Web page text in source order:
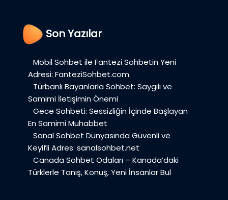
Son Yazılar
Mobil Sohbet ile Fantezi Sohbetin Yeni
Adresi: FanteziSohbet.com
Türbanlı Bayanlarla Sohbet: Saygılı ve
Samimi İletişimin Önemi
Gece Sohbeti: Sessizliğin İçinde Başlayan
En Samimi Muhabbet
Sanal Sohbet Dünyasında Güvenli ve
Keyifli Adres: sanalsohbet.net
Canada Sohbet Odaları – Kanada’daki
Türklerle Tanış, Konuş, Yeni İnsanlar Bul